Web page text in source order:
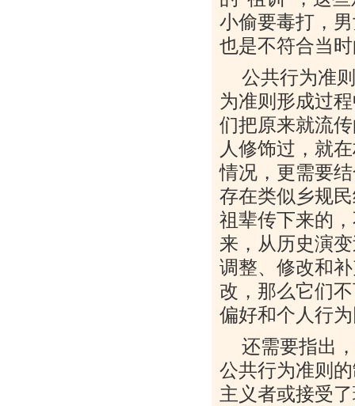
小偷要毒打，
也是不符合当
公共行为准
为准则形成过
们把原来就流
人修饰过，就
情况，更需要
存在类似乡规
祖辈传下来的
来，从历史演
调整、修改和
改，那么它们
偏好和个人行
还需要指出
公共行为准则
主义者或接受